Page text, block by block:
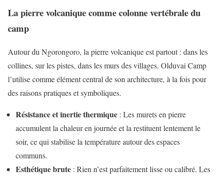
La pierre volcanique comme colonne vertébrale du
camp
Autour du Ngorongoro, la pierre volcanique est partout : dans les
collines, sur les pistes, dans les murs des villages. Olduvai Camp
l’utilise comme élément central de son architecture, à la fois pour
des raisons pratiques et symboliques.
Résistance et inertie thermique : Les murets en pierre
accumulent la chaleur en journée et la restituent lentement le
soir, ce qui stabilise la température autour des espaces
communs.
Esthétique brute : Rien n’est parfaitement lisse ou calibré. Les